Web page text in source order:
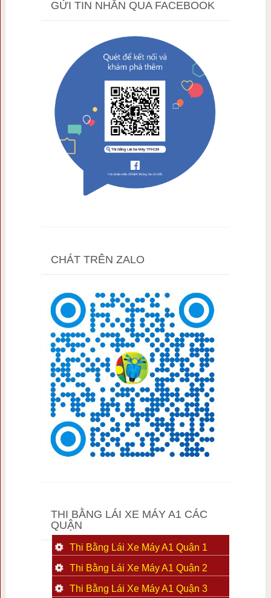
GỬI TIN NHẮN QUA FACEBOOK
CHÁT TRÊN ZALO
THI BẰNG LÁI XE MÁY A1 CÁC
QUẬN
Thi Bằng Lái Xe Máy A1 Quận 1
Thi Bằng Lái Xe Máy A1 Quận 2
Thi Bằng Lái Xe Máy A1 Quận 3